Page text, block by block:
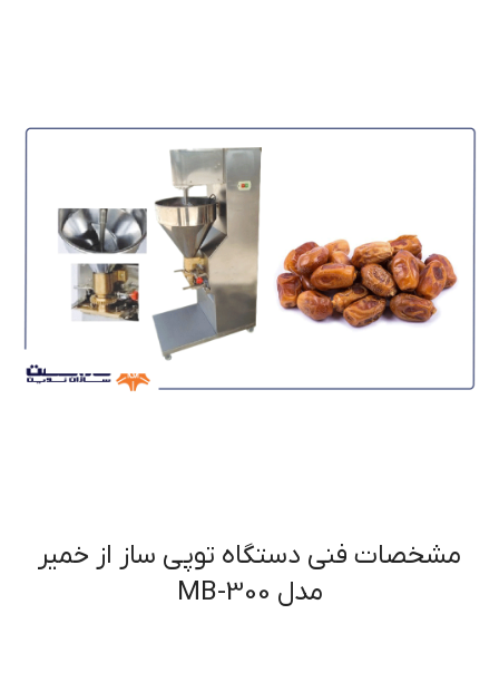
مشخصات فنی دستگاه توپی ساز از خمیر
مدل MB-300